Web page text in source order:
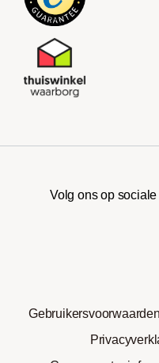
Volg ons op
Gebruikersvoorwaarden